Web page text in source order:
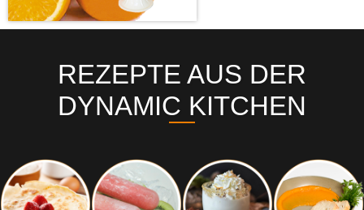
REZEPTE AUS DER
DYNAMIC KITCHEN